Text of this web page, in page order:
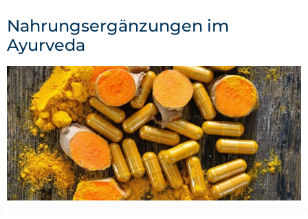
Nahrungsergänzungen im
Ayurveda